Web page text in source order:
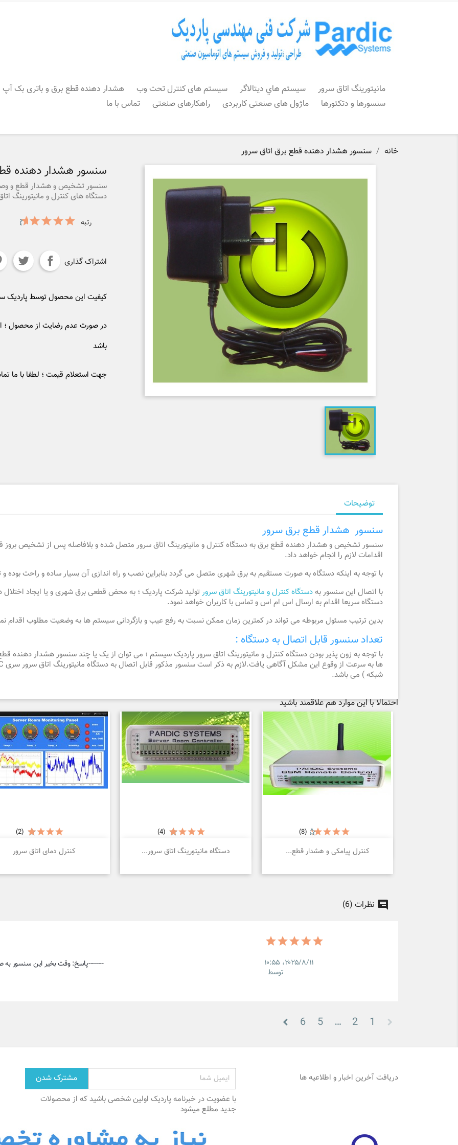
مانیتورینگ اتاق سرور سيستم هاي ديتالاگر سیستم های کنترل تحت وب
هشدار دهنده قطع برق و باتری بک آپ
سنسورها و دتکتورها
ماژول های صنعتی کاربردی راهکارهای صنعتی تماس با ما
خانه سنسور هشدار دهنده قطع برق اتاق سرور
سنسور هشدار دهنده
دستگاه های کنترل و مانیتورینگ
رتبه
اشتراک گذاری
کیفیت این محصول توسط
در صورت عدم رضایت از محصول ؛
باشد
جهت استعلام قیمت ؛ لطفا با ما
توضیحات
سنسور هشدار قطع برق سرور
اقدامات لازم را انجام خواهد داد.
با توجه به اینکه دستگاه به صورت مستقیم به برق شهری متصل می گردد بنابراین نصب و راه اندازی آن بسیار ساده و راحت
با اتصال این سنسور به دستگاه کنترل و مانیتورینگ اتاق سرور
دستگاه سریعا اقدام به ارسال اس ام اس و تماس با کاربران خواهد نمود.
بدین ترتیب مسئول مربوطه می تواند در کمترین زمان ممکن نسبت به رفع عیب و بازگردانی سیستم ها به وضعیت مطلوب اقدام
تعداد سنسور قابل اتصال به دستگاه :
با توجه به زون پذیر بودن دستگاه کنترل و مانیتورینگ اتاق سرور پاردیک سیستم ؛ می توان از یک یا چند سنسور هشدار دهنده
شبکه ) می باشد.
احتمالا با این موارد هم علاقمند باشید
کنترل پیامکی و هشدار قطع...
(8)
نمایش سریع دستگاه مانیتورینگ اتاق سرور...
(4)
نمایش سریع کنترل دمای اتاق سرور
(2)
نمایش سریع
نظرات (6)
۲۰۲۵/۸/۱۱،‏ ۱۰:۵۵
توسط
--------پاسخ: وقت بخیر این سنسور به
1
2
…
5
6
دریافت آخرین اخبار و اطلاعیه ها
با عضویت در خبرنامه پاردیک اولین شخصی باشید که از محصولات
جدید مطلع میشود